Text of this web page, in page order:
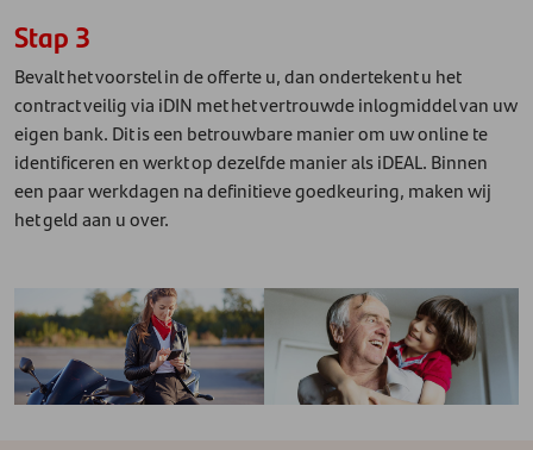
Stap 3
Bevalt het voorstel in de offerte u, dan ondertekent u het
contract veilig via iDIN met het vertrouwde inlogmiddel van uw
eigen bank. Dit is een betrouwbare manier om uw online te
identificeren en werkt op dezelfde manier als iDEAL. Binnen
een paar werkdagen na definitieve goedkeuring, maken wij
het geld aan u over.